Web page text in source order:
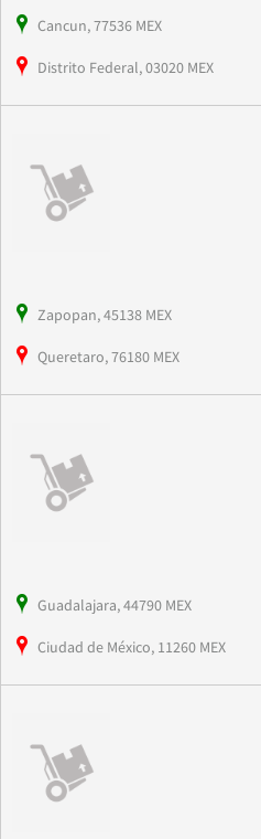
Cancun, 77536 MEX
Distrito Federal, 03020 MEX
Zapopan, 45138 MEX
Queretaro, 76180 MEX
Guadalajara, 44790 MEX
Ciudad de México, 11260 MEX